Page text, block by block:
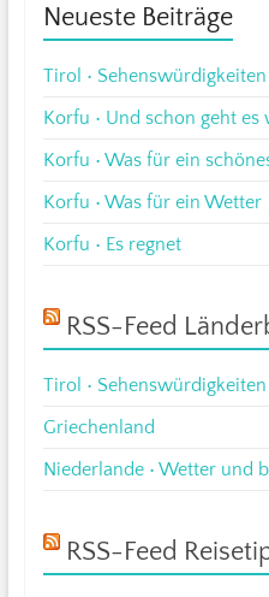
Neueste Beiträge
Tirol •
Korfu • Und schon geht es
Korfu • Was für ein
Korfu • Was für ein Wetter
Korfu • Es regnet
RSS-Feed
Tirol •
Griechenland
Niederlande • Wetter und
RSS-Feed